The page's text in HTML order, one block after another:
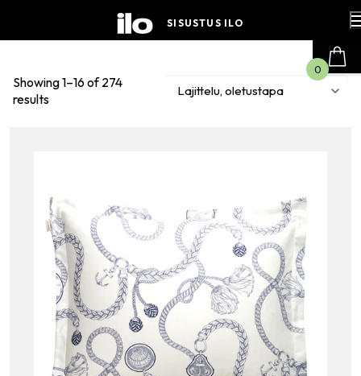
SISUSTUS ILO
Showing 1–16 of 274
results
0